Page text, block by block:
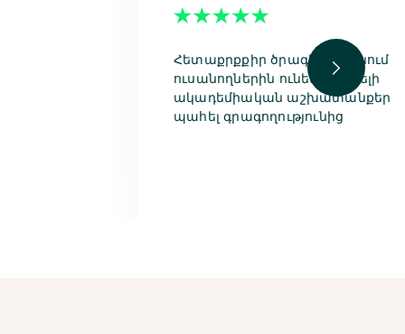
Հետաքրքքիր ծրագիր է, օգնում է
ուսանողներին ունենալ ավելի
ակադեմիական աշխատանքեր
պահել գրագողությունից